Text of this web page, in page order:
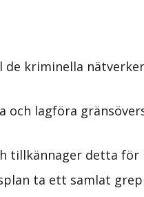
kriminella
lagföra
tillkännager detta för
ta ett samlat